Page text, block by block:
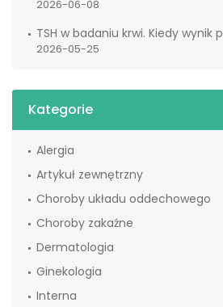
2026-06-08
TSH w badaniu krwi. Kiedy wynik
2026-05-25
Kategorie
Alergia
Artykuł zewnętrzny
Choroby układu oddechowego
Choroby zakaźne
Dermatologia
Ginekologia
Interna